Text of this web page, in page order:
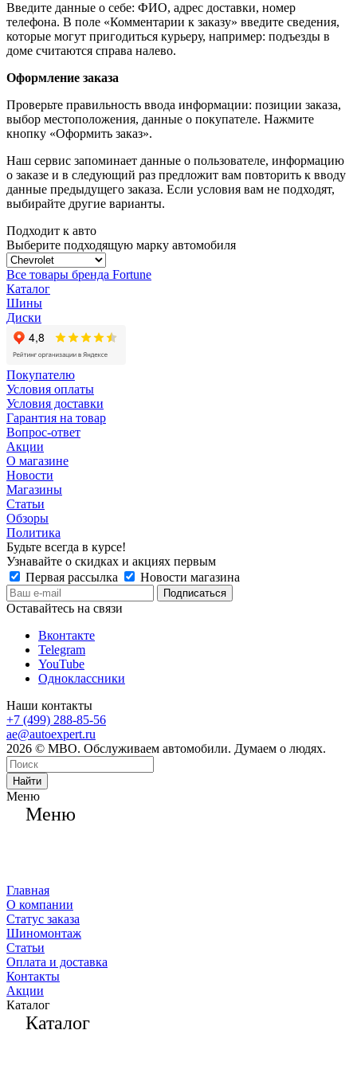
Введите данные о себе: ФИО, адрес доставки, номер
телефона. В поле «Комментарии к заказу» введите сведения,
которые могут пригодиться курьеру, например: подъезды в
доме считаются справа налево.
Оформление заказа
Проверьте правильность ввода информации: позиции заказа,
выбор местоположения, данные о покупателе. Нажмите
кнопку «Оформить заказ».
Наш сервис запоминает данные о пользователе, информацию
о заказе и в следующий раз предложит вам повторить к вводу
данные предыдущего заказа. Если условия вам не подходят,
выбирайте другие варианты.
Подходит к авто
Выберите подходящую марку автомобиля
Все товары бренда Fortune
Каталог
Шины
Диски
Покупателю
Условия оплаты
Условия доставки
Гарантия на товар
Вопрос-ответ
Акции
О магазине
Новости
Магазины
Статьи
Обзоры
Политика
Будьте всегда в курсе!
Узнавайте о скидках и акциях первым
Первая рассылка
Новости магазина
Оставайтесь на связи
Вконтакте
Telegram
YouTube
Одноклассники
Наши контакты
+7 (499) 288-85-56
ae@autoexpert.ru
2026 © МВО. Обслуживаем автомобили. Думаем о людях.
Найти
Меню
Меню
Главная
О компании
Статус заказа
Шиномонтаж
Статьи
Оплата и доставка
Контакты
Акции
Каталог
Каталог